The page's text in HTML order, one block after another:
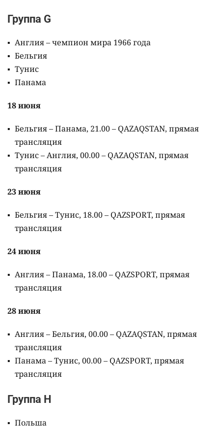
Группа G
Англия – чемпион мира 1966 года
Бельгия
Тунис
Панама
18 июня
Бельгия – Панама, 21.00 – QAZAQSTAN, прямая
трансляция
Тунис – Англия, 00.00 – QAZAQSTAN, прямая
трансляция
23 июня
Бельгия – Тунис, 18.00 – QAZSPORT, прямая
трансляция
24 июня
Англия – Панама, 18.00 – QAZSPORT, прямая
трансляция
28 июня
Англия – Бельгия, 00.00 – QAZAQSTAN, прямая
трансляция
Панама – Тунис, 00.00 – QAZSPORT, прямая
трансляция
Группа H
Польша